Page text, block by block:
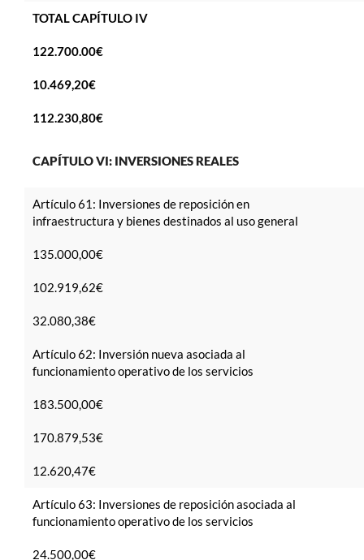
TOTAL CAPÍTULO IV
122.700.00€
10.469,20€
112.230,80€
CAPÍTULO VI: INVERSIONES REALES
Artículo 61: Inversiones de reposición en
infraestructura y bienes destinados al uso general
135.000,00€
102.919,62€
32.080,38€
Artículo 62: Inversión nueva asociada al
funcionamiento operativo de los servicios
183.500,00€
170.879,53€
12.620,47€
Artículo 63: Inversiones de reposición asociada al
funcionamiento operativo de los servicios
24.500,00€